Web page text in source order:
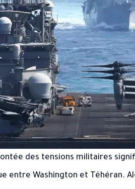
des tensions militaires
entre Washington et Téhéran.